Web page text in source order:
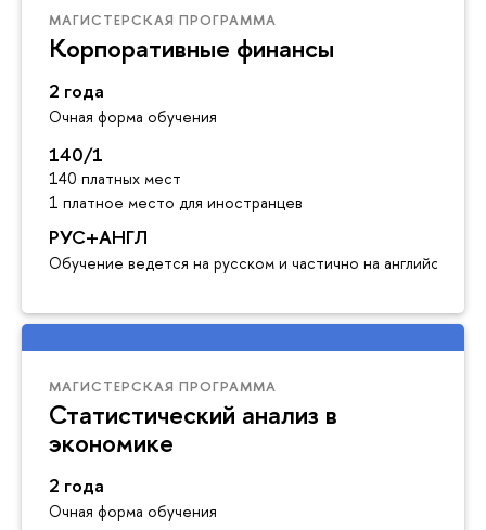
МАГИСТЕРСКАЯ ПРОГРАММА
Корпоративные финансы
2 года
Очная форма обучения
140/1
140 платных мест
1 платное место для иностранцев
РУС+АНГЛ
Обучение ведется на русском и частично на английском
МАГИСТЕРСКАЯ ПРОГРАММА
Статистический анализ в
экономике
2 года
Очная форма обучения